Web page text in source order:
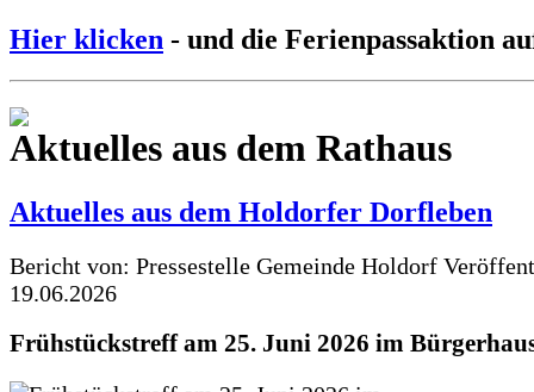
Hier klicken - und die Ferienpassaktion
Aktuelles aus dem Rathaus
Aktuelles aus dem Holdorfer Dorfleben
Bericht von: Pressestelle Gemeinde Holdorf
19.06.2026
Frühstückstreff am 25. Juni 2026 im